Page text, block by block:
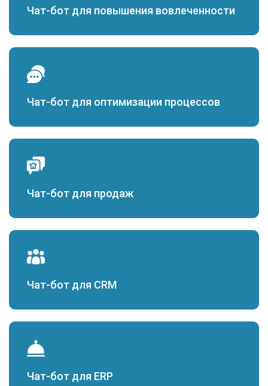
Чат-бот для повышения вовлеченности
Чат-бот для оптимизации процессов
Чат-бот для продаж
Чат-бот для CRM
Чат-бот для ERP